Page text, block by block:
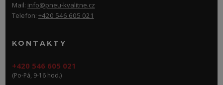
Mail: info@pneu-kvalitne.cz
Telefon: +420 546 605 021
KONTAKTY
+420 546 605 021
(Po-Pá, 9-16 hod.)